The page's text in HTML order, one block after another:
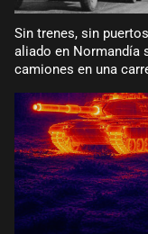
Sin trenes, sin
aliado en Normandía
camiones en una